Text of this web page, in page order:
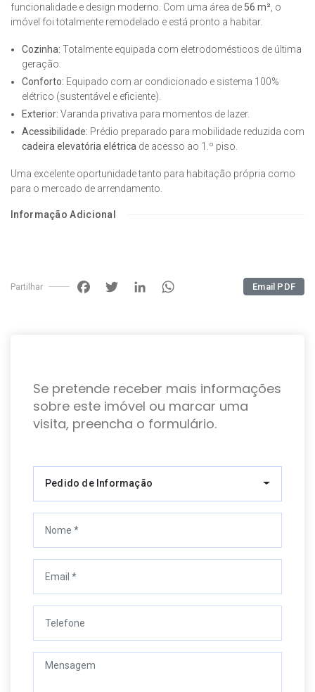
funcionalidade e design moderno. Com uma área de 56 m² , o
imóvel foi totalmente remodelado e está pronto a habitar.
Cozinha: Totalmente equipada com eletrodomésticos de última
geração.
Conforto: Equipado com ar condicionado e sistema 100%
elétrico (sustentável e eficiente).
Exterior: Varanda privativa para momentos de lazer.
Acessibilidade: Prédio preparado para mobilidade reduzida com
cadeira elevatória elétrica de acesso ao 1.º piso.
Uma excelente oportunidade tanto para habitação própria como
para o mercado de arrendamento.
Informação Adicional
PartilharFacebook
Twitter
LinkedIn
WhatsApp Email PDF
Se pretende receber mais informações
sobre este imóvel ou marcar uma
visita, preencha o formulário.
Pedido de Informação